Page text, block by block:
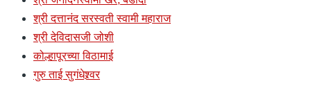
श्री दत्तानंद सरस्वती स्वामी महाराज
श्री देविदासजी जोशी
कोल्हापूरच्या विठामाई
गुरु ताई सुगंधेश्र्वर